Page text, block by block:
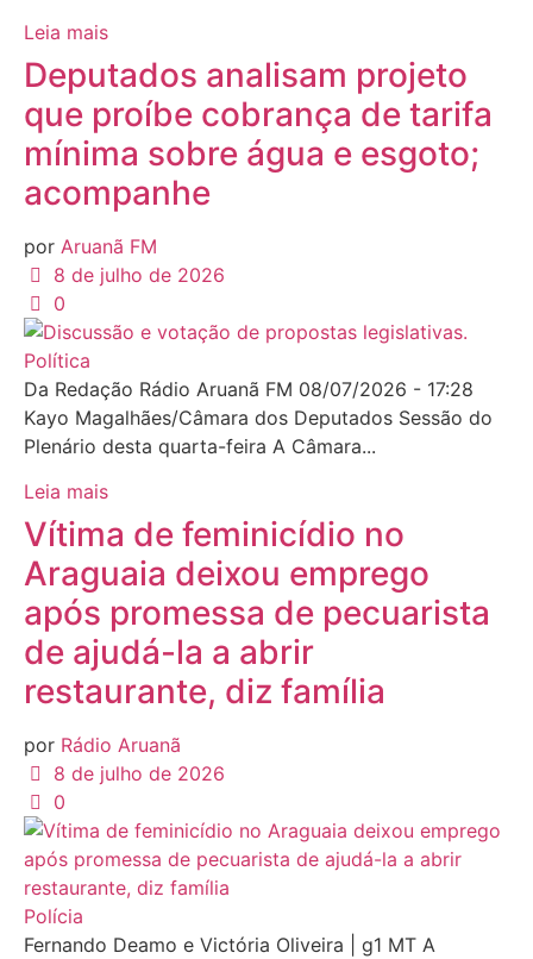
Leia mais
Deputados analisam projeto
que proíbe cobrança de tarifa
mínima sobre água e esgoto;
acompanhe
por Aruanã FM
8 de julho de 2026
0
Política
Da Redação Rádio Aruanã FM 08/07/2026 - 17:28
Kayo Magalhães/Câmara dos Deputados Sessão do
Plenário desta quarta-feira A Câmara...
Leia mais
Vítima de feminicídio no
Araguaia deixou emprego
após promessa de pecuarista
de ajudá-la a abrir
restaurante, diz família
por Rádio Aruanã
8 de julho de 2026
0
Polícia
Fernando Deamo e Victória Oliveira | g1 MT A